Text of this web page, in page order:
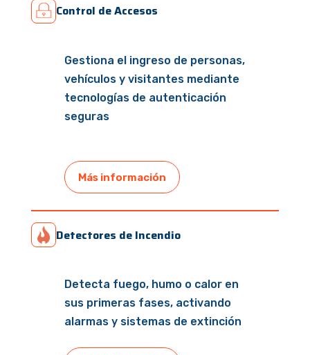
Control de Accesos
Gestiona el ingreso de personas,
vehículos y visitantes mediante
tecnologías de autenticación
seguras
Más información
Detectores de Incendio
Detecta fuego, humo o calor en
sus primeras fases, activando
alarmas y sistemas de extinción